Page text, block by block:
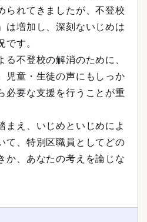
られてきましたが、不登校
は増加し、深刻ないじめは
です。
る不登校の解消のために、
児童・生徒の声にもしっか
必要な支援を行うことが重
まえ、いじめといじめによ
て、特別区職員としてどの
か、あなたの考えを論じな